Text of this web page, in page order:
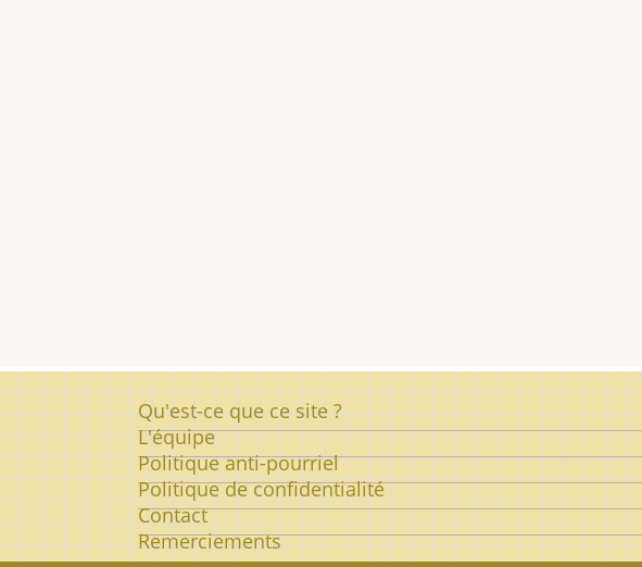
Pied
de
page
Qu'est-ce que ce site ?
L'équipe
Politique anti-pourriel
Politique de confidentialité
Contact
Remerciements